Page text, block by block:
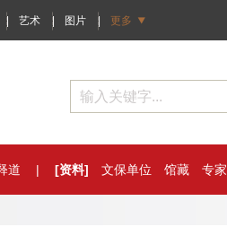
| 艺术 | 图片 | 更多
道 | [资料] 文保单位 馆藏 专家